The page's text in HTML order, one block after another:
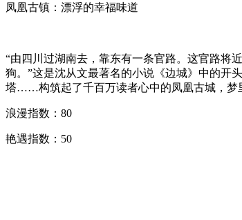
凤凰古镇：漂浮的幸福味道
“由四川过湖南去，靠东有一条官路。这官路将
狗。”这是沈从文最著名的小说《边城》中的开
塔……构筑起了千百万读者心中的凤凰古城，梦
浪漫指数：80
艳遇指数：50